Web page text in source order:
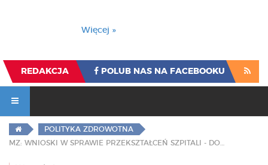
Więcej »
REDAKCJA POLUB NAS NA FACEBOOKU
POLITYKA ZDROWOTNA